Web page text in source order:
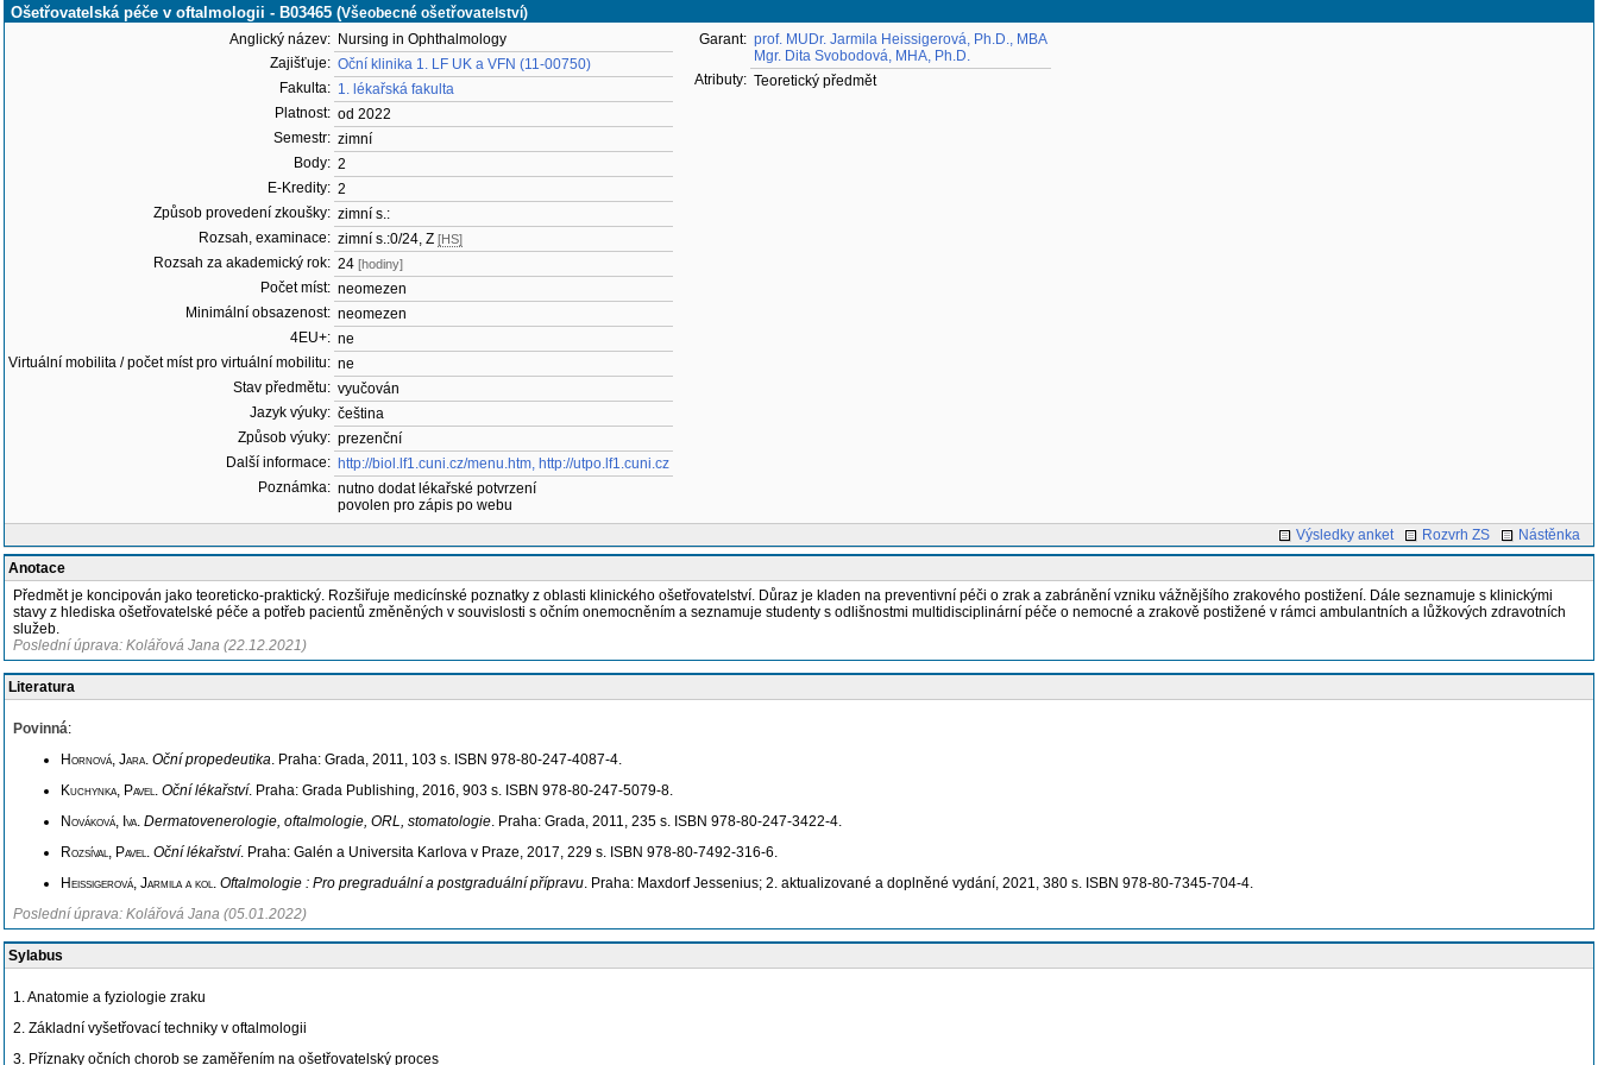
Ošetřovatelská péče v oftalmologii - B03465 (Všeobecné ošetřovatelství)
Anglický název: Nursing in Ophthalmology
Zajišťuje: Oční klinika 1. LF UK a VFN (11-00750)
Fakulta: 1. lékařská fakulta
Platnost: od 2022
Semestr: zimní
Body: 2
E-Kredity: 2
Způsob provedení zkoušky: zimní s.:
Rozsah, examinace: zimní s.:0/24, Z [HS]
Rozsah za akademický rok: 24 [hodiny]
Počet míst: neomezen
Minimální obsazenost: neomezen
4EU+: ne
Virtuální mobilita / počet míst pro virtuální mobilitu: ne
Stav předmětu: vyučován
Jazyk výuky: čeština
Způsob výuky: prezenční
Další informace: http://biol.lf1.cuni.cz/menu.htm, http://utpo.lf1.cuni.cz
Poznámka: nutno dodat lékařské potvrzení
povolen pro zápis po webu
Garant: prof. MUDr. Jarmila Heissigerová, Ph.D., MBA
Mgr. Dita Svobodová, MHA, Ph.D.
Atributy: Teoretický předmět
Výsledky anket Rozvrh ZS
Nástěnka
Anotace
Předmět je koncipován jako teoreticko-praktický. Rozšiřuje medicínské poznatky z oblasti klinického ošetřovatelství. Důraz je kladen na preventivní péči o zrak a zabránění vzniku vážnějšího zrakového postižení. Dále seznamuje s klinickými
stavy z hlediska ošetřovatelské péče a potřeb pacientů změněných v souvislosti s očním onemocněním a seznamuje studenty s odlišnostmi multidisciplinární péče o nemocné a zrakově postižené v rámci ambulantních a lůžkových zdravotních
služeb.
Poslední úprava: Kolářová Jana (22.12.2021)
Literatura
Povinná:
Hornová, Jara. Oční propedeutika. Praha: Grada, 2011, 103 s. ISBN 978-80-247-4087-4.
Kuchynka, Pavel. Oční lékařství. Praha: Grada Publishing, 2016, 903 s. ISBN 978-80-247-5079-8.
Nováková, Iva. Dermatovenerologie, oftalmologie, ORL, stomatologie. Praha: Grada, 2011, 235 s. ISBN 978-80-247-3422-4.
Rozsíval, Pavel. Oční lékařství. Praha: Galén a Universita Karlova v Praze, 2017, 229 s. ISBN 978-80-7492-316-6.
Heissigerová, Jarmila a kol. Oftalmologie : Pro pregraduální a postgraduální přípravu. Praha: Maxdorf Jessenius; 2. aktualizované a doplněné vydání, 2021, 380 s. ISBN 978-80-7345-704-4.
Poslední úprava: Kolářová Jana (05.01.2022)
Sylabus
1. Anatomie a fyziologie zraku
2. Základní vyšetřovací techniky v oftalmologii
3. Příznaky očních chorob se zaměřením na ošetřovatelský proces